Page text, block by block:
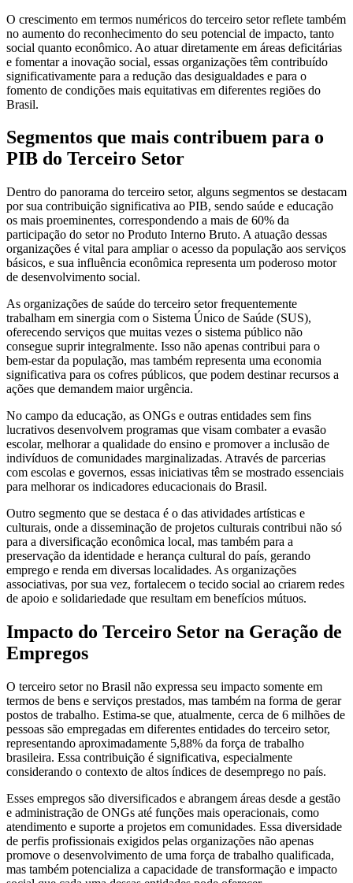
O crescimento em termos numéricos do terceiro setor reflete também
no aumento do reconhecimento do seu potencial de impacto, tanto
social quanto econômico. Ao atuar diretamente em áreas deficitárias
e fomentar a inovação social, essas organizações têm contribuído
significativamente para a redução das desigualdades e para o
fomento de condições mais equitativas em diferentes regiões do
Brasil.
Segmentos que mais contribuem para o
PIB do Terceiro Setor
Dentro do panorama do terceiro setor, alguns segmentos se destacam
por sua contribuição significativa ao PIB, sendo saúde e educação
os mais proeminentes, correspondendo a mais de 60% da
participação do setor no Produto Interno Bruto. A atuação dessas
organizações é vital para ampliar o acesso da população aos serviços
básicos, e sua influência econômica representa um poderoso motor
de desenvolvimento social.
As organizações de saúde do terceiro setor frequentemente
trabalham em sinergia com o Sistema Único de Saúde (SUS),
oferecendo serviços que muitas vezes o sistema público não
consegue suprir integralmente. Isso não apenas contribui para o
bem-estar da população, mas também representa uma economia
significativa para os cofres públicos, que podem destinar recursos a
ações que demandem maior urgência.
No campo da educação, as ONGs e outras entidades sem fins
lucrativos desenvolvem programas que visam combater a evasão
escolar, melhorar a qualidade do ensino e promover a inclusão de
indivíduos de comunidades marginalizadas. Através de parcerias
com escolas e governos, essas iniciativas têm se mostrado essenciais
para melhorar os indicadores educacionais do Brasil.
Outro segmento que se destaca é o das atividades artísticas e
culturais, onde a disseminação de projetos culturais contribui não só
para a diversificação econômica local, mas também para a
preservação da identidade e herança cultural do país, gerando
emprego e renda em diversas localidades. As organizações
associativas, por sua vez, fortalecem o tecido social ao criarem redes
de apoio e solidariedade que resultam em benefícios mútuos.
Impacto do Terceiro Setor na Geração de
Empregos
O terceiro setor no Brasil não expressa seu impacto somente em
termos de bens e serviços prestados, mas também na forma de gerar
postos de trabalho. Estima-se que, atualmente, cerca de 6 milhões de
pessoas são empregadas em diferentes entidades do terceiro setor,
representando aproximadamente 5,88% da força de trabalho
brasileira. Essa contribuição é significativa, especialmente
considerando o contexto de altos índices de desemprego no país.
Esses empregos são diversificados e abrangem áreas desde a gestão
e administração de ONGs até funções mais operacionais, como
atendimento e suporte a projetos em comunidades. Essa diversidade
de perfis profissionais exigidos pelas organizações não apenas
promove o desenvolvimento de uma força de trabalho qualificada,
mas também potencializa a capacidade de transformação e impacto